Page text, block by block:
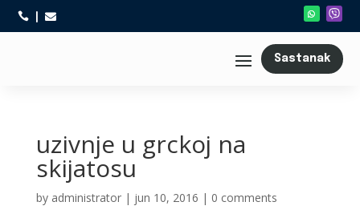
 
Sastanak
uzivnje u grckoj na
skijatosu
by administrator| jun 10, 2016 | 0 comments